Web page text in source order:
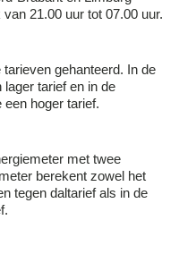
21.00 uur tot 07.00 uur.
gehanteerd. In de
lager tarief en in de
een hoger tarief.
met twee
berekent zowel het
tegen daltarief als in de